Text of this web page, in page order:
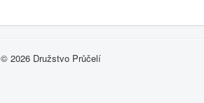
© 2026 Družstvo Průčelí